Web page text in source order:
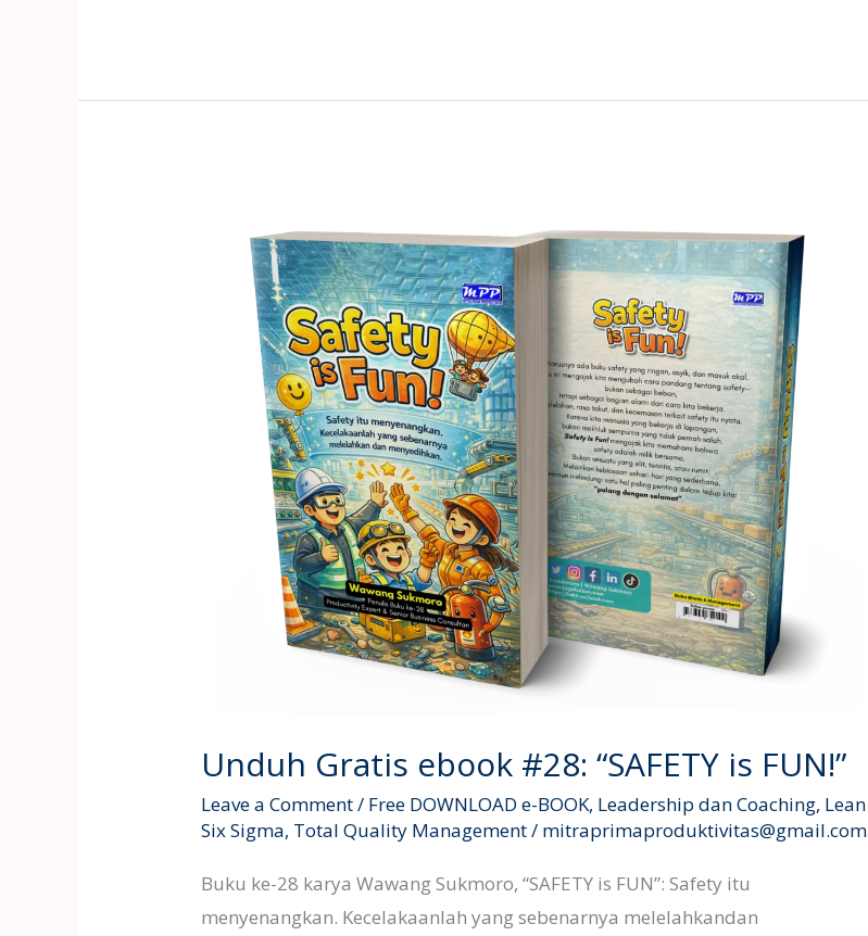
Unduh Gratis ebook #28: “SAFETY is FUN!”
Leave a Comment/ Free DOWNLOAD e-BOOK, Leadership dan Coaching, Lean
Six Sigma, Total Quality Management/ mitraprimaproduktivitas@gmail.com
Buku ke-28 karya Wawang Sukmoro, “SAFETY is FUN”: Safety itu
menyenangkan. Kecelakaanlah yang sebenarnya melelahkandan
Gratis
ebook
“SAFETY